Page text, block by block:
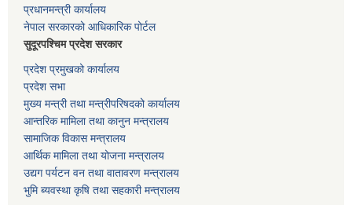
प्रधानमन्त्री कार्यालय
नेपाल सरकारको आधिकारिक पोर्टल
सुदूरपश्चिम प्रदेश सरकार
प्रदेश प्रमुखको कार्यालय
प्रदेश सभा
मुख्य मन्त्री तथा मन्त्रीपरिषदको कार्यालय
आन्तरिक मामिला तथा कानुन मन्त्रालय
सामाजिक विकास मन्त्रालय
आर्थिक मामिला तथा योजना मन्त्रालय
उद्यग पर्यटन वन तथा वातावरण मन्त्रालय
भुमि ब्यवस्था कृषि तथा सहकारी मन्त्रालय